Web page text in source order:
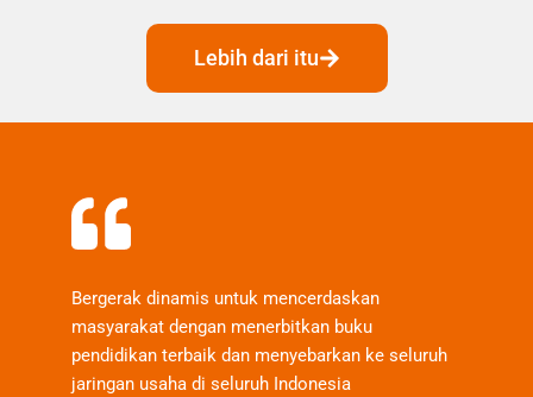
Lebih dari itu
Bergerak dinamis untuk mencerdaskan
masyarakat dengan menerbitkan buku
pendidikan terbaik dan menyebarkan ke seluruh
jaringan usaha di seluruh Indonesia